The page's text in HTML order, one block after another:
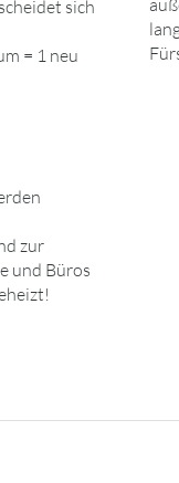
sich
= 1 neu
zur
und Büros